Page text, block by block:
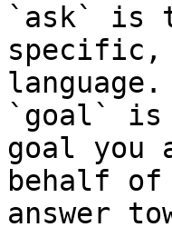
`ask` is
specific,
language.
`goal` is
goal you
behalf
answer